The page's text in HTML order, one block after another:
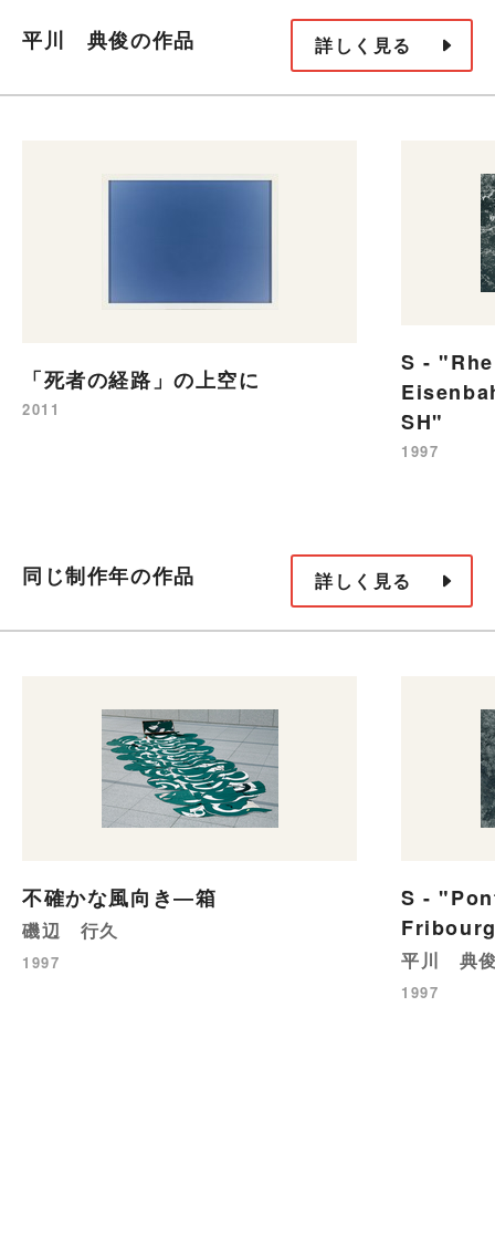
平川 典俊の作品 詳しく見る
「死者の経路」の上空に
2011
S -
SH"
1997
同じ制作年の作品 詳しく見る
不確かな風向き―箱
磯辺 行久
1997
S -
平川 典
1997